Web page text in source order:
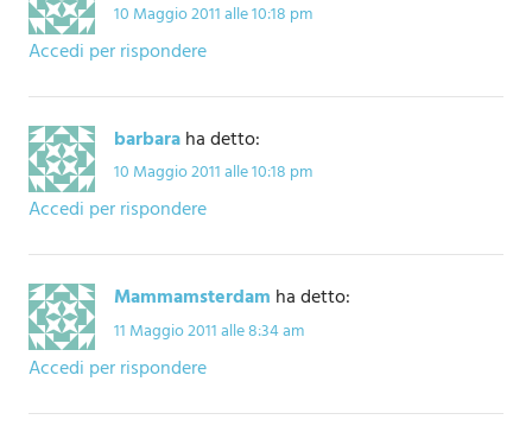
10 Maggio 2011 alle 10:18 pm
Accedi per rispondere
barbaraha detto:
10 Maggio 2011 alle 10:18 pm
Accedi per rispondere
Mammamsterdam ha detto:
11 Maggio 2011 alle 8:34 am
Accedi per rispondere